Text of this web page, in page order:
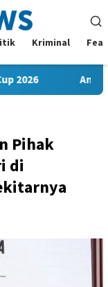
Kriminal
Andi Satya
Pihak
di